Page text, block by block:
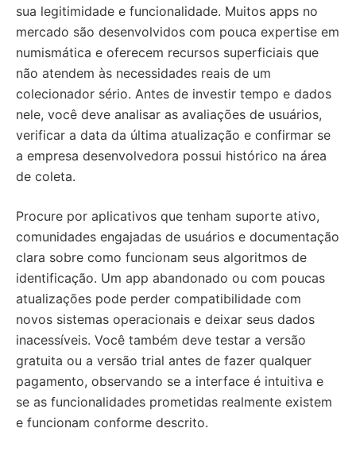
sua legitimidade e funcionalidade. Muitos apps no
mercado são desenvolvidos com pouca expertise em
numismática e oferecem recursos superficiais que
não atendem às necessidades reais de um
colecionador sério. Antes de investir tempo e dados
nele, você deve analisar as avaliações de usuários,
verificar a data da última atualização e confirmar se
a empresa desenvolvedora possui histórico na área
de coleta.
Procure por aplicativos que tenham suporte ativo,
comunidades engajadas de usuários e documentação
clara sobre como funcionam seus algoritmos de
identificação. Um app abandonado ou com poucas
atualizações pode perder compatibilidade com
novos sistemas operacionais e deixar seus dados
inacessíveis. Você também deve testar a versão
gratuita ou a versão trial antes de fazer qualquer
pagamento, observando se a interface é intuitiva e
se as funcionalidades prometidas realmente existem
e funcionam conforme descrito.